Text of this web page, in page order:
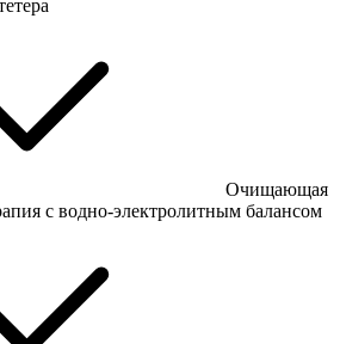
Очищающая
с водно-электролитным балансом